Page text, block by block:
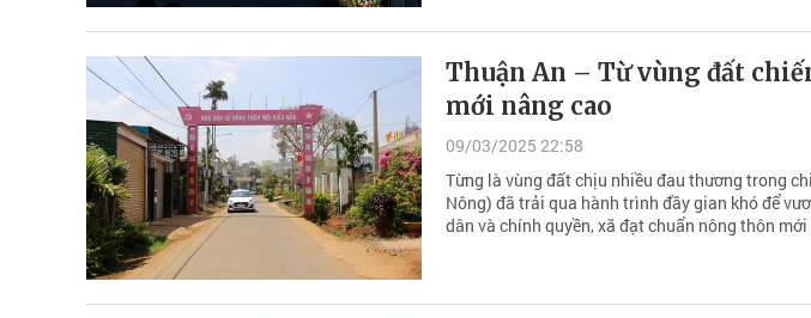
Thuận An – Từ vùng đất
mới nâng cao
09/03/2025 22:58
Từng là vùng đất chịu nhiều đau thương trong
Nông) đã trải qua hành trình đầy gian khó để
dân và chính quyền, xã đạt chuẩn nông thôn